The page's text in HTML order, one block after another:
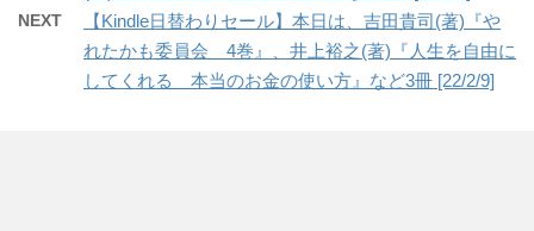
NEXT
【Kindle日替わりセール】本日は、吉田貴司(著)『や
れたかも委員会 4巻』、井上裕之(著)『人生を自由に
してくれる 本当のお金の使い方』など3冊 [22/2/9]